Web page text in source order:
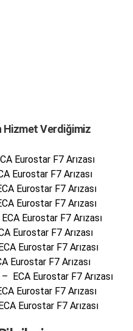
Hizmet Verdiğimiz
Eurostar F7 Arızası
Eurostar F7 Arızası
Eurostar F7 Arızası
Eurostar F7 Arızası
Eurostar F7 Arızası
Eurostar F7 Arızası
Eurostar F7 Arızası
Eurostar F7 Arızası
ECA Eurostar F7 Arızası
Eurostar F7 Arızası
Eurostar F7 Arızası